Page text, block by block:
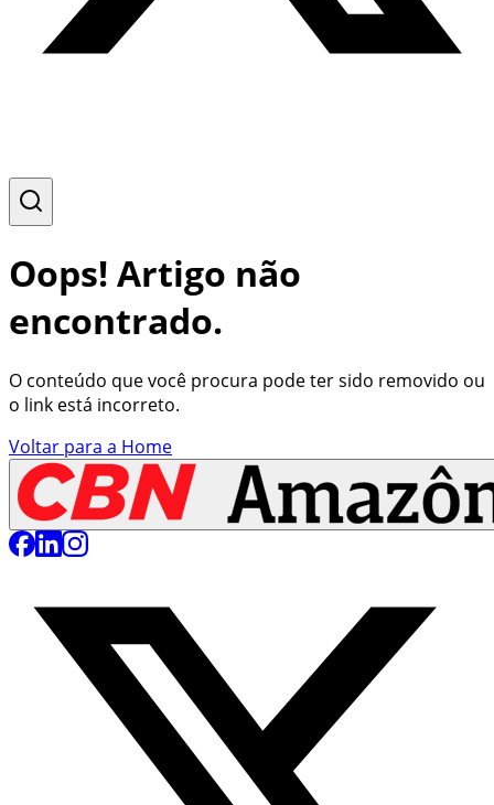
Oops! Artigo não
encontrado.
O conteúdo que você procura pode ter sido removido ou
o link está incorreto.
Voltar para a Home